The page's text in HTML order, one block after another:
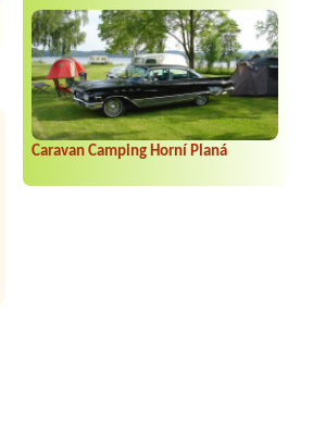
Caravan Camping Horní Planá